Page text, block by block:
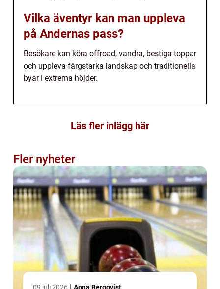
Vilka äventyr kan man uppleva
på Andernas pass?
Besökare kan köra offroad, vandra, bestiga toppar
och uppleva färgstarka landskap och traditionella
byar i extrema höjder.
Läs fler inlägg här
Fler nyheter
09 juli 2026 Anna Bergqvist